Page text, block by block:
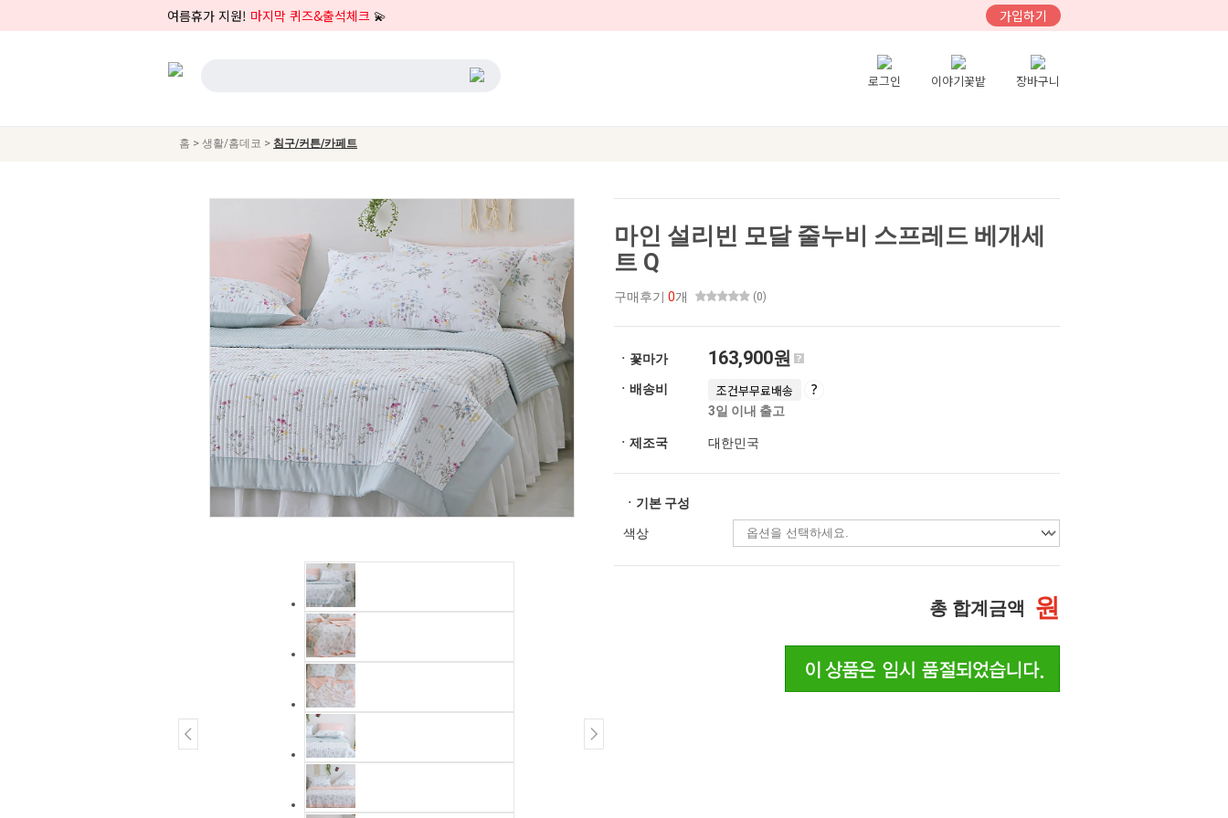
여름휴가 지원! 마지막 퀴즈&출석체크 💫 가입하기
로그인 이야기꽃밭 장바구니
홈 > 생활/홈데코 > 침구/커튼/카페트
마인 설리빈 모달 줄누비 스프레드 베개세
트 Q
구매후기 0개 (0)
ㆍ꽃마가 163,900원
ㆍ배송비 조건부무료배송
3일 이내 출고
ㆍ제조국 대한민국
ㆍ기본 구성
색상
총 합계금액 원